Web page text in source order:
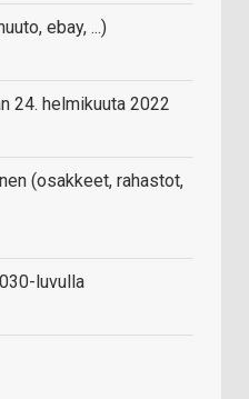
ebay, ...)
24. helmikuuta 2022
(osakkeet, rahastot,
luvulla